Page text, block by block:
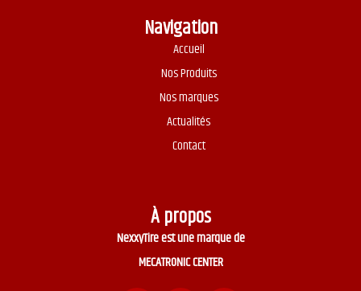
Navigation
Accueil
Nos Produits
Nos marques
Actualités
Contact
À propos
NexxyTire est une marque de
MECATRONIC CENTER